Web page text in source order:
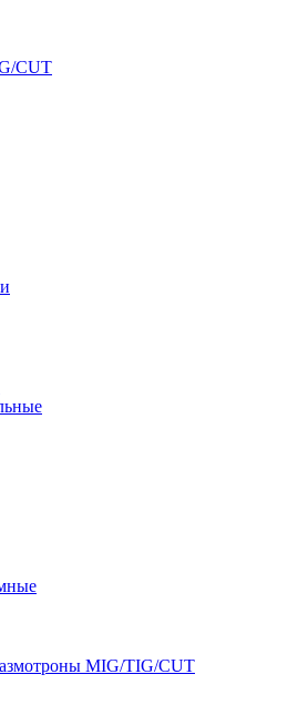
CUT
MIG/TIG/CUT